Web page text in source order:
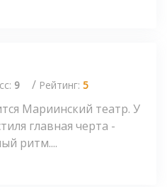
9 / Рейтинг: 5
Мариинский театр. У
главная черта -
ритм....